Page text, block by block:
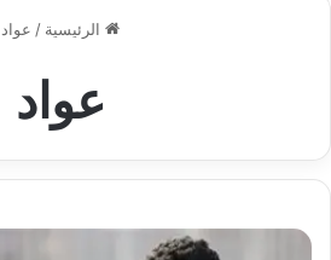
الرئيسية / عواد
عواد